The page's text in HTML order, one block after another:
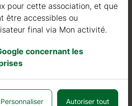
se distingue par ses
dans la construction de maisons
très claire, avec peu de nœuds,
produits de qualité toujours
pour cette association, et que
être accessibles ou
final via Mon activité.
concernant les
Personnaliser Autoriser tout